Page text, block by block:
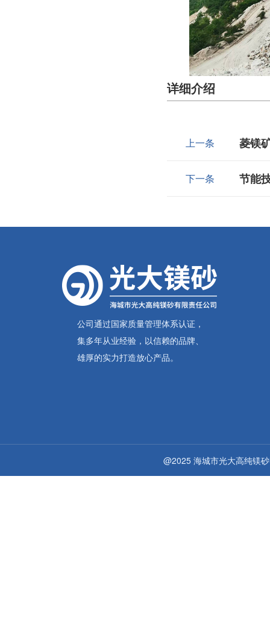
详细介绍
上一条 菱镁
下一条 节能
公司通过国家质量管理体系认证，
集多年从业经验，以信赖的品牌、
雄厚的实力打造放心产品。
@2025 海城市光大高纯镁